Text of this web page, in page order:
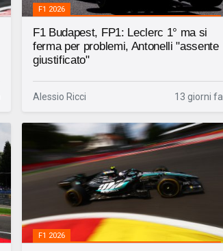
F1 2026
F1 Budapest, FP1: Leclerc 1° ma si
ferma per problemi, Antonelli "assente
giustificato"
Alessio Ricci 13 giorni fa
F1 2026